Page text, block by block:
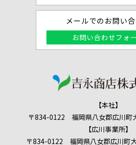
メールでのお問い
お問い合わせフォ
【本社】
〒834-0122 福岡県八女郡広川町
【広川事業所】
〒834-0122 福岡県八女郡広川町